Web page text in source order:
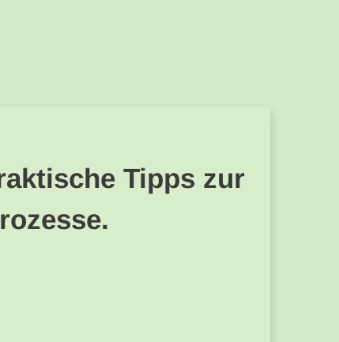
Tipps zur